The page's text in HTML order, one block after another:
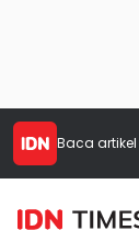
Baca artikel